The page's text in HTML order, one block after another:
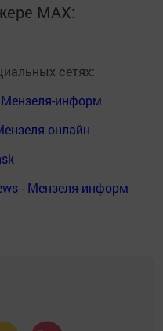
MАХ:
сетях:
информ
онлайн
- Мензеля-информ